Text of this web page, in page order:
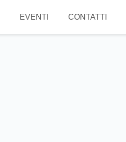
EVENTI CONTATTI